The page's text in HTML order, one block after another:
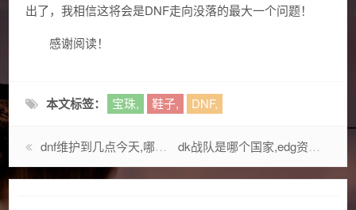
出了，我相信这将会是DNF走向没落的最大一个问题！
感谢阅读！
本文标签： 宝珠, 鞋子, DNF,
dnf维护到几点今天,哪两款是玩得时间最长的? dk战队是哪个国家,edg资料?